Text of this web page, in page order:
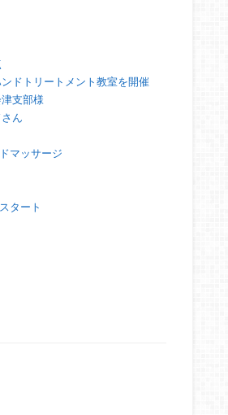
ドトリートメント教室を開催
支部様
ん
マッサージ
タート